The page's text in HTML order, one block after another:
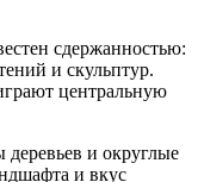
сдержанностью:
и скульптур.
центральную
и округлые
и вкус